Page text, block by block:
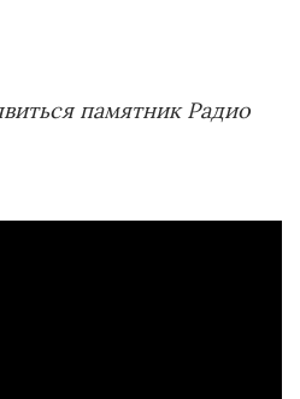
памятник Радио